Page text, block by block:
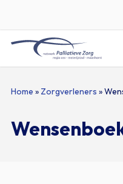
Naar
Home
Home » Zorgverleners »